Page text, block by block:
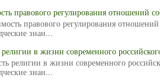
правового регулирования отношений
правового регулирования
знан...
в жизни современного
религии в жизни современного
знан...